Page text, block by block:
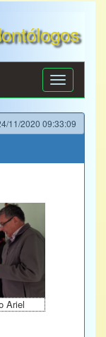
Toggle
navigation
11/2020 09:33:09
Ariel